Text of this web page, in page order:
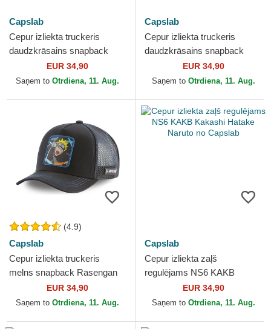
Capslab
Cepur izliekta truckeris
daudzkrāsains snapback
NS6 GAAB Gaara Naruto no
Capslab
EUR 34,90
Saņem to Otrdiena, 11. Aug.
Capslab
Cepur izliekta truckeris
daudzkrāsains snapback
UZU Naruto Uzumaki Naruto
no Capslab
EUR 34,90
Saņem to Otrdiena, 11. Aug.
(4.9)
Capslab
Cepur izliekta truckeris
melns snapback Rasengan
RAS2 Naruto Uzumaki
Naruto no Capslab
EUR 34,90
Saņem to Otrdiena, 11. Aug.
Capslab
Cepur izliekta zaļš
regulējams NS6 KAKB
Kakashi Hatake Naruto no
Capslab
EUR 34,90
Saņem to Otrdiena, 11. Aug.